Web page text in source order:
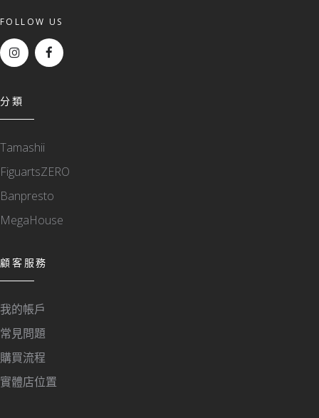
FOLLOW US
分類
Tamashii
FiguartsZERO
Banpresto
MegaHouse
顧客服務
我的帳戶
常見問題
購買流程
實體店位置